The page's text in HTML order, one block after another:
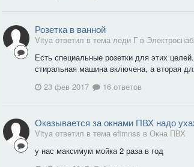
Розетка в ванной
Vitya ответил в тема леди Г в
Есть специальные розетки для этих
стиральная машина включена, а вторая
23 фев 2017
16 ответов
Оказывается за окнами ПВХ надо
Vitya ответил в тема efimnss в Окна ПВХ
у нас максимум мойка 2 раза в год